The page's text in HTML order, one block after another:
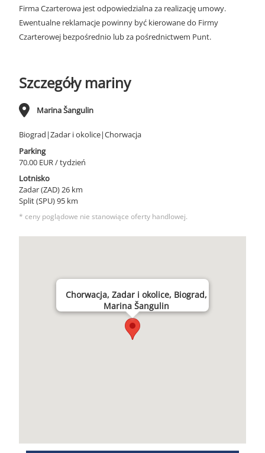
Firma Czarterowa jest odpowiedzialna za realizację umowy.
Ewentualne reklamacje powinny być kierowane do Firmy
Czarterowej bezpośrednio lub za pośrednictwem Punt.
Szczegóły mariny
Marina Šangulin
Biograd|Zadar i okolice|Chorwacja
Parking
70.00 EUR / tydzień
Lotnisko
Zadar (ZAD) 26 km
Split (SPU) 95 km
* ceny poglądowe nie stanowiące oferty handlowej.
Chorwacja, Zadar i okolice, Biograd,
Marina Šangulin